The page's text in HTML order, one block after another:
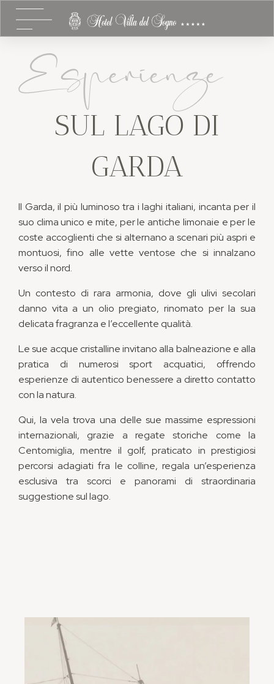
Esperienze
SUL LAGO DI
GARDA
Il Garda, il più luminoso tra i laghi italiani, incanta per il
suo clima unico e mite, per le antiche limonaie e per le
coste accoglienti che si alternano a scenari più aspri e
montuosi, fino alle vette ventose che si innalzano
verso il nord.
Un contesto di rara armonia, dove gli ulivi secolari
danno vita a un olio pregiato, rinomato per la sua
delicata fragranza e l’eccellente qualità.
Le sue acque cristalline invitano alla balneazione e alla
pratica di numerosi sport acquatici, offrendo
esperienze di autentico benessere a diretto contatto
con la natura.
Qui, la vela trova una delle sue massime espressioni
internazionali, grazie a regate storiche come la
Centomiglia, mentre il golf, praticato in prestigiosi
percorsi adagiati fra le colline, regala un’esperienza
esclusiva tra scorci e panorami di straordinaria
suggestione sul lago.